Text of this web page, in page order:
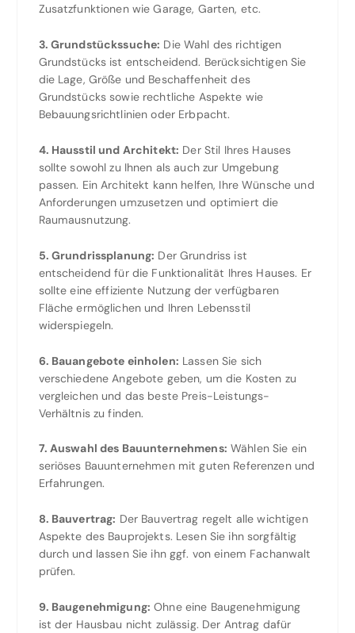
Zusatzfunktionen wie Garage, Garten, etc.
3. Grundstückssuche: Die Wahl des richtigen
Grundstücks ist entscheidend. Berücksichtigen Sie
die Lage, Größe und Beschaffenheit des
Grundstücks sowie rechtliche Aspekte wie
Bebauungsrichtlinien oder Erbpacht.
4. Hausstil und Architekt: Der Stil Ihres Hauses
sollte sowohl zu Ihnen als auch zur Umgebung
passen. Ein Architekt kann helfen, Ihre Wünsche und
Anforderungen umzusetzen und optimiert die
Raumausnutzung.
5. Grundrissplanung: Der Grundriss ist
entscheidend für die Funktionalität Ihres Hauses. Er
sollte eine effiziente Nutzung der verfügbaren
Fläche ermöglichen und Ihren Lebensstil
widerspiegeln.
6. Bauangebote einholen: Lassen Sie sich
verschiedene Angebote geben, um die Kosten zu
vergleichen und das beste Preis-Leistungs-
Verhältnis zu finden.
7. Auswahl des Bauunternehmens: Wählen Sie ein
seriöses Bauunternehmen mit guten Referenzen und
Erfahrungen.
8. Bauvertrag: Der Bauvertrag regelt alle wichtigen
Aspekte des Bauprojekts. Lesen Sie ihn sorgfältig
durch und lassen Sie ihn ggf. von einem Fachanwalt
prüfen.
9. Baugenehmigung: Ohne eine Baugenehmigung
ist der Hausbau nicht zulässig. Der Antrag dafür